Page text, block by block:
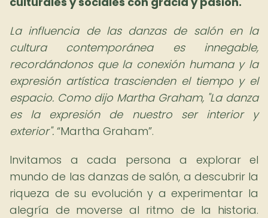
La influencia de las danzas de salón en la
cultura contemporánea es innegable,
recordándonos que la conexión humana y la
expresión artística trascienden el tiempo y el
espacio. Como dijo Martha Graham, "La danza
es la expresión de nuestro ser interior y
exterior". Martha Graham .
Invitamos a cada persona a explorar el
mundo de las danzas de salón, a descubrir la
riqueza de su evolución y a experimentar la
alegría de moverse al ritmo de la historia.